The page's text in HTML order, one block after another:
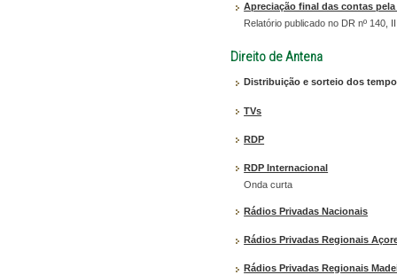
Apreciação final das contas
Relatório publicado no DR nº 140,
Direito de Antena
Distribuição e sorteio dos
TVs
RDP
RDP Internacional
Onda curta
Rádios Privadas Nacionais
Rádios Privadas Regionais
Rádios Privadas Regionais